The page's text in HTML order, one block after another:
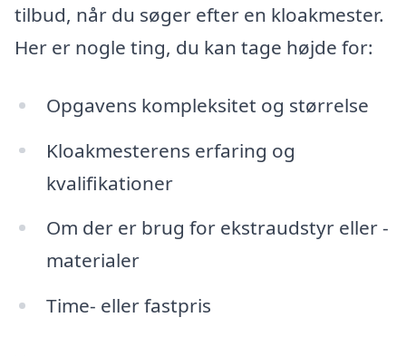
tilbud, når du søger efter en kloakmester.
Her er nogle ting, du kan tage højde for:
Opgavens kompleksitet og størrelse
Kloakmesterens erfaring og
kvalifikationer
Om der er brug for ekstraudstyr eller -
materialer
Time- eller fastpris